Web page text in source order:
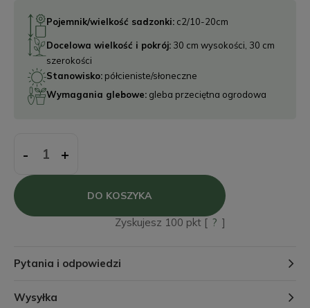
Pojemnik/wielkość sadzonki: c2/10-20cm
Docelowa wielkość i pokrój: 30 cm wysokości, 30 cm
szerokości
Stanowisko: półcieniste/słoneczne
Wymagania glebowe: gleba przeciętna ogrodowa
- +
DO KOSZYKA
Zyskujesz 100 pkt [ ? ]
Pytania i odpowiedzi
Wysyłka